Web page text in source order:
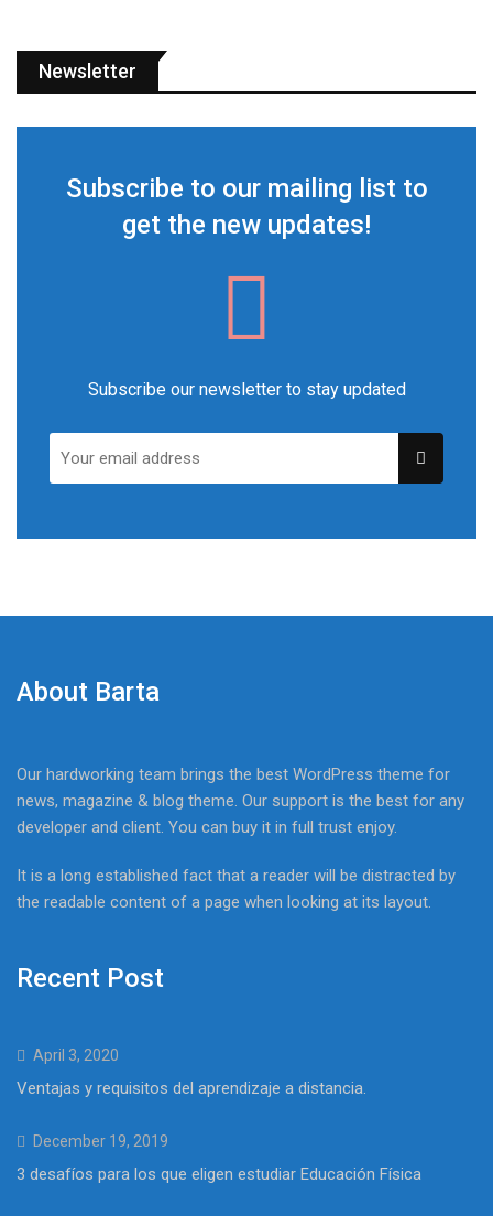
Newsletter
Subscribe to our mailing list to
get the new updates!
Subscribe our newsletter to stay updated
About Barta
Our hardworking team brings the best WordPress theme for
news, magazine & blog theme. Our support is the best for any
developer and client. You can buy it in full trust enjoy.
It is a long established fact that a reader will be distracted by
the readable content of a page when looking at its layout.
Recent Post
April 3, 2020
Ventajas y requisitos del aprendizaje a distancia.
December 19, 2019
3 desafíos para los que eligen estudiar Educación Física